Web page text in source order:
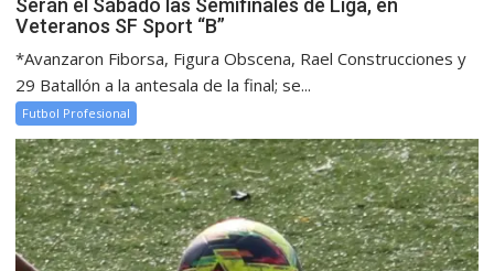
Serán el Sábado las Semifinales de Liga, en
Veteranos SF Sport “B”
*Avanzaron Fiborsa, Figura Obscena, Rael Construcciones y
29 Batallón a la antesala de la final; se...
Futbol Profesional